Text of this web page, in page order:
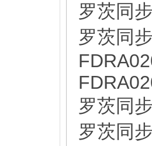
罗茨同
罗茨同
罗茨同
罗茨同